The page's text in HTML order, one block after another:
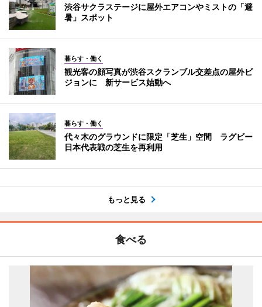
渋谷サクラステージに屋外エアコンやミストの「避
暑」スポット
暮らす・働く
観光客の顔写真が渋谷スクランブル交差点の屋外ビ
ジョンに 新サービス始動へ
暮らす・働く
代々木のグラウンドに限定「芝生」空間 ラグビー
日本代表戦の芝生を再利用
もっと見る
食べる